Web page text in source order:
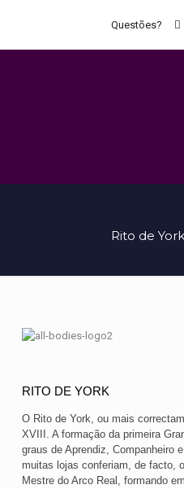
Questões?
Rito de York
RITO DE YORK
O Rito de York, ou mais
XVIII. A formação da primeira
graus de Aprendiz, Companheiro
muitas lojas conferiam, de facto,
Mestre do Arco Real, formando